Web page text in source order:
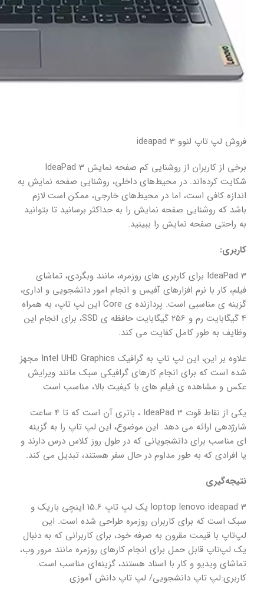
فروش لپ تاپ لنوو ideapad 3
برخی از کاربران از روشنایی کم صفحه نمایش IdeaPad 3
شکایت کرده‌اند. در محیط‌های داخلی، روشنایی صفحه نمایش به
اندازه کافی است، اما در محیط‌های خارجی، ممکن است لازم
باشد که روشنایی صفحه نمایش را به حداکثر برسانید تا بتوانید
به راحتی صفحه نمایش را ببینید.
کاربری:
IdeaPad 3 برای کاربری های روزمره، مانند وبگردی، تماشای
فیلم، کار با نرم افزارهای آفیس و انجام امور دانشجویی و اداری،
گزینه ی مناسبی است. پردازنده ی Core این لپ تاپ، به همراه
4 گیگابایت رم و 256 گیگابایت حافظه ی SSD، برای انجام این
وظایف به طور کامل کفایت می کند.
علاوه بر این، این لپ تاپ به گرافیک Intel UHD Graphics مجهز
شده است که برای انجام کارهای گرافیکی سبک مانند ویرایش
عکس و مشاهده ی فیلم های با کیفیت بالا، مناسب است.
یکی از نقاط قوت IdeaPad 3 ، باتری آن است که تا 4 ساعت
شارژدهی ارائه می دهد. این موضوع، این لپ تاپ را به گزینه
ای مناسب برای دانشجویانی که در طول روز کلاس درس دارند و
یا افرادی که به طور مداوم در حال سفر هستند، تبدیل می کند.
نتیجه‌گیری
loptop lenovo ideapad 3 یک لپ تاپ 15.6 اینچی باریک و
سبک است که برای کاربران روزمره طراحی شده است. این
لپ‌تاپ با قیمت مقرون به صرفه خود، برای کاربرانی که به دنبال
یک لپ‌تاپ قابل حمل برای انجام کارهای روزمره مانند مرور وب،
تماشای ویدیو و کار با اسناد هستند، گزینه‌ای مناسب است.
کاربری:لپ تاپ دانشجویی/ لپ تاپ دانش آموزی